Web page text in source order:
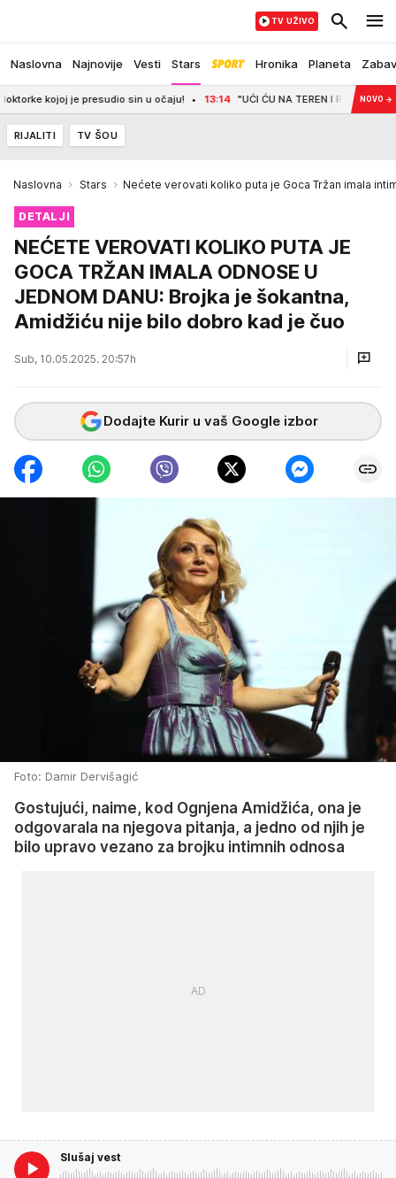
Naslovna Najnovije Vesti Stars Hronika Planeta
TV UŽIVO
kojoj je presudio sin u očaju! 13:14 "UĆI ĆU NA TEREN I RAZNEĆU NOVO →
RIJALITI TV ŠOU
Naslovna Stars Nećete verovati koliko puta je Goca Tržan imala
DETALJI
NEĆETE VEROVATI KOLIKO PUTA JE
GOCA TRŽAN IMALA ODNOSE U
JEDNOM DANU: Brojka je šokantna,
Amidžiću nije bilo dobro kad je čuo
Sub, 10.05.2025. 20:57h
Dodajte Kurir u vaš Google izbor
Foto: Damir Dervišagić
Gostujući, naime, kod Ognjena Amidžića, ona je
odgovarala na njegova pitanja, a jedno od njih je
bilo upravo vezano za brojku intimnih odnosa
Slušaj vest